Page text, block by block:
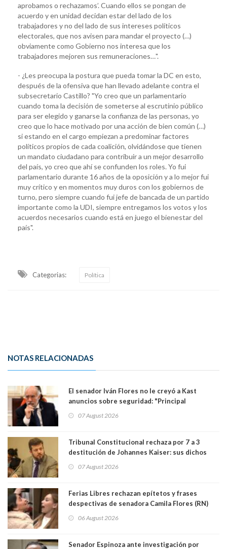
aprobamos o rechazamos’. Cuando ellos se pongan de
acuerdo y en unidad decidan estar del lado de los
trabajadores y no del lado de sus intereses políticos
electorales, que nos avisen para mandar el proyecto (…)
obviamente como Gobierno nos interesa que los
trabajadores mejoren sus remuneraciones…".
- ¿Les preocupa la postura que pueda tomar la DC en esto,
después de la ofensiva que han llevado adelante contra el
subsecretario Castillo? "Yo creo que un parlamentario
cuando toma la decisión de someterse al escrutinio público
para ser elegido y ganarse la confianza de las personas, yo
creo que lo hace motivado por una acción de bien común (…)
si estando en el cargo empiezan a predominar factores
políticos propios de cada coalición, olvidándose que tienen
un mandato ciudadano para contribuir a un mejor desarrollo
del país, yo creo que ahí se confunden los roles. Yo fui
parlamentario durante 16 años de la oposición y a lo mejor fui
muy crítico y en momentos muy duros con los gobiernos de
turno, pero siempre cuando fui jefe de bancada de un partido
importante como la UDI, siempre entregamos los votos y los
acuerdos necesarios cuando está en juego el bienestar del
país".
Categorias: Política
NOTAS RELACIONADAS
El senador Iván Flores no le creyó a Kast
anuncios sobre seguridad: "Principal
perseguir ruta del dinero y levantar secreto
07 August 2026
Tribunal Constitucional rechaza por 7 a 3
destitución de Johannes Kaiser: sus dichos
justicia constitucional porque no es diputado
07 August 2026
Ferias Libres rechazan epítetos y frases
despectivas de senadora Camila Flores (RN)
06 August 2026
Senador Espinoza ante investigación por